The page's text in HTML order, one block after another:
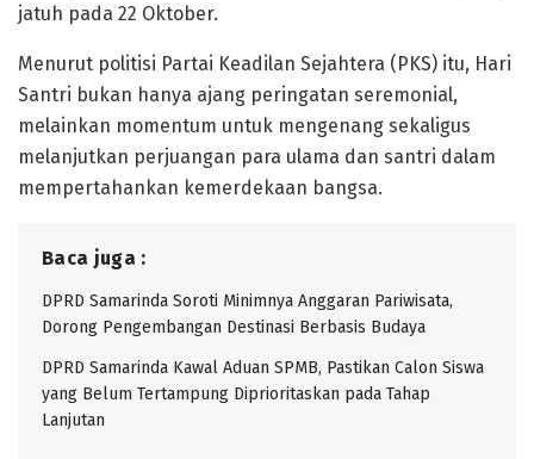
jatuh pada 22 Oktober.
Menurut politisi Partai Keadilan Sejahtera (PKS) itu, Hari
Santri bukan hanya ajang peringatan seremonial,
melainkan momentum untuk mengenang sekaligus
melanjutkan perjuangan para ulama dan santri dalam
mempertahankan kemerdekaan bangsa.
Baca juga :
DPRD Samarinda Soroti Minimnya Anggaran Pariwisata,
Dorong Pengembangan Destinasi Berbasis Budaya
DPRD Samarinda Kawal Aduan SPMB, Pastikan Calon Siswa
yang Belum Tertampung Diprioritaskan pada Tahap
Lanjutan